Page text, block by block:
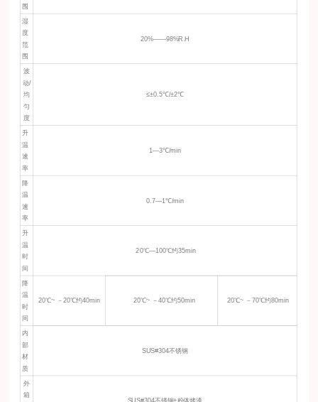
围
湿
度
范
围
20%——98%R.H
波
动/
均
匀
度
≤±0.5℃/±2℃
升
温
速
率
1—3℃/min
降
温
速
率
0.7—1℃/min
升
温
时
间
20℃—100℃约35min
降
温
时
间
20℃~ －20℃约40min 20℃~ －40℃约50min 20℃~ －70℃约80min
内
部
材
质
SUS#304不锈钢
外
箱